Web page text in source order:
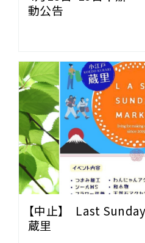
動公告
【中止】 Last
蔵里